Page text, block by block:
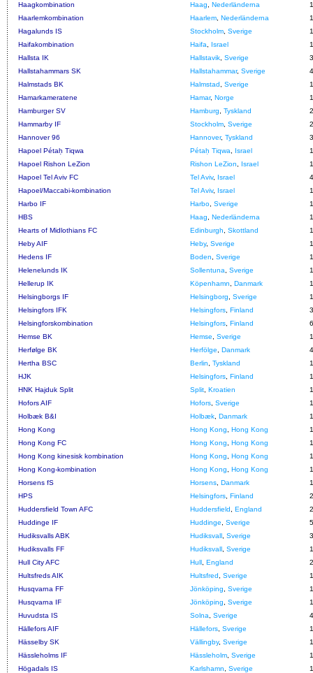
Haagkombination
Haag Nederländerna
1
Haarlemkombination
Haarlem Nederländerna
1
Hagalunds IS
Stockholm Sverige
Haifakombination
Haifa Israel
1
Hallsta IK
Hallstavik Sverige
3
Hallstahammars SK
Hallstahammar, Sverige
4
Halmstads BK
Halmstad Sverige
Hamarkameratene
Hamar, Norge
1
Hamburger SV
Hamburg Tyskland
2
Hammarby IF
Stockholm Sverige
Hannover 96
Hannover, Tyskland
3
Hapoel Pétaḥ Tiqwa
Pétaḥ Tiqwa Israel
1
Hapoel Rishon LeZion
Rishon LeZion Israel
1
Hapoel Tel Aviv FC
Tel Aviv, Israel
4
Hapoel/Maccabi-kombination
Tel Aviv, Israel
1
Harbo IF
Harbo Sverige
1
HBS
Haag Nederländerna
1
Hearts of Midlothians FC
Edinburgh Skottland
1
Heby AIF
Heby, Sverige
1
Hedens IF
Boden Sverige
1
Helenelunds IK
Sollentuna Sverige
1
Hellerup IK
Köpenhamn Danmark
1
Helsingborgs IF
Helsingborg Sverige
Helsingfors IFK
Helsingfors Finland
3
Helsingforskombination
Helsingfors Finland
6
Hemse BK
Hemse Sverige
1
Herfølge BK
Herfölge Danmark
4
Hertha BSC
Berlin Tyskland
1
HJK
Helsingfors Finland
HNK Hajduk Split
Split Kroatien
1
Hofors AIF
Hofors Sverige
1
Holbæk B&I
Holbæk Danmark
1
Hong Kong
Hong Kong Hong Kong
1
Hong Kong FC
Hong Kong Hong Kong
1
Hong Kong kinesisk kombination
Hong Kong Hong Kong
1
Hong Kong-kombination
Hong Kong Hong Kong
1
Horsens fS
Horsens Danmark
1
HPS
Helsingfors Finland
2
Huddersfield Town AFC
Huddersfield England
2
Huddinge IF
Huddinge Sverige
5
Hudiksvalls ABK
Hudiksvall Sverige
3
Hudiksvalls FF
Hudiksvall Sverige
1
Hull City AFC
Hull England
2
Hultsfreds AIK
Hultsfred Sverige
1
Husqvarna FF
Jönköping Sverige
1
Husqvarna IF
Jönköping Sverige
1
Huvudsta IS
Solna Sverige
4
Hällefors AIF
Hällefors Sverige
1
Hässelby SK
Vällingby, Sverige
1
Hässleholms IF
Hässleholm Sverige
1
Högadals IS
Karlshamn Sverige
1